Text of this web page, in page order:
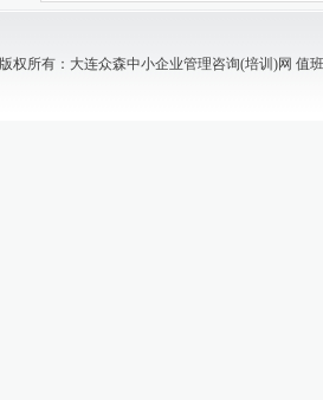
版权所有：大连众森中小企业管理咨询(培训)网 值